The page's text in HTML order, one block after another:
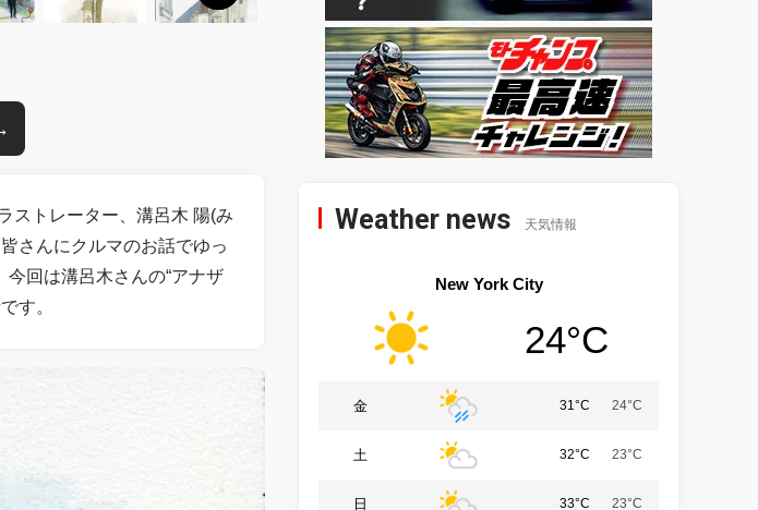
ストレーター、溝呂木 陽(み
さんにクルマのお話でゆっ
回は溝呂木さんの“アナザ
す。
Weather news 天気情報
New York City
24°C
金 31°C 24°C
土 32°C 23°C
日 33°C 23°C